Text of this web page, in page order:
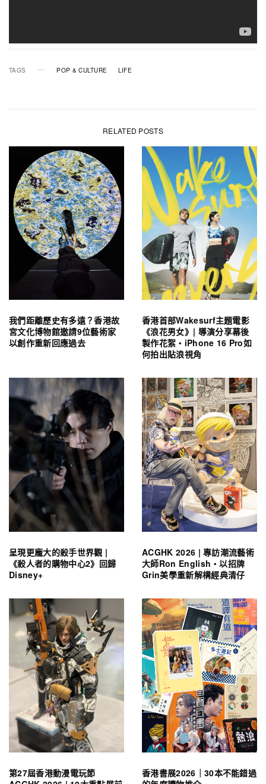
TAGS POP & CULTURE LIFE
RELATED POSTS
我們距離歷史有多遠？香港故
宮文化博物館邀請9位藝術家
以創作重新回應過去
香港首部Wakesurf主題電影
《浪花男女》| 導演分享幕後
製作花絮・iPhone 16 Pro如
何拍出貼浪視角
呈現更龐大的殺手世界觀 |
《殺人者的購物中心2》回歸
Disney+
ACGHK 2026 | 專訪潮流藝術
大師Ron English・以招牌
Grin美學重新解構經典清仔
第27屆香港動漫電玩節
香港書展2026｜30本不能錯過